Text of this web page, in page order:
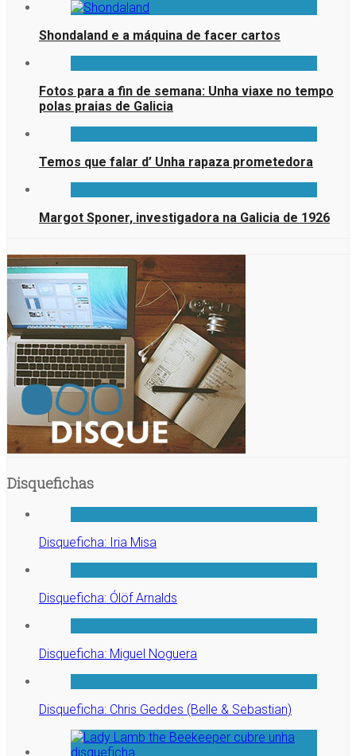
Shondaland e a máquina de facer cartos
Fotos para a fin de semana: Unha viaxe no tempo
polas praias de Galicia
Temos que falar d’ Unha rapaza prometedora
Margot Sponer, investigadora na Galicia de 1926
Disquefichas
Disqueficha: Iria Misa
Disqueficha: Ólöf Arnalds
Disqueficha: Miguel Noguera
Disqueficha: Chris Geddes (Belle & Sebastian)